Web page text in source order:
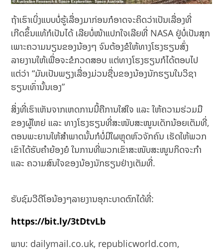
ຖ້າເຮົາເບິ່ງແບບບໍ່ຮູ້ເລື່ອງມາກ່ອນກໍອາດຈະຄິດວ່າເປັນເລື່ອງທີ່
ເກີດຂຶ້ນແທ້ກໍເປັນໄດ້ ເລີຍບໍ່ໜ້າແປກໃຈເລີຍທີ່ NASA ຢູ່ບໍ່ເປັນສຸກ
ເພາະຄວາມນຽນຂອງນ້ອງໆ ຈົນຕ້ອງຂໍໃຫ້ທາງໂຮງຮຽນສົ່ງ
ລາຍງານໃຫ້ເພື່ອຈະຂໍກວດສອບ ແຕ່ທາງໂຮງຮຽນກໍໄດ້ຕອບໄປ
ແຕ່ວ່າ “ມັນເປັນພຽງເລື່ອງມ່ວນຊື່ນຂອງນ້ອງນັກຮຽນໃນວິຊາ
ຮຽນເທົ່ານັ້ນເອງ”
ສິ່ງທີ່ເຮົາເຫັນຈາກເຫດການນີ້ຄືການໃສ່ໃຈ ແລະ ໃຫ້ຄວາມຮ່ວມມື
ຂອງຜູ້ໃຫຍ່ ແລະ ທາງໂຮງຮຽນທີ່ສະໜັບສະໜູນເດັກນ້ອຍເຕັມທີ່,
ຕອນພະຍານໃຫ້ສຳພາດນັ້ນກໍບໍ່ມີໃຜຫຼຸດຫົວຈັກຄົນ ເຮັດໃຫ້ພວກ
ເຂົາໄດ້ຮັບຄຳຍ້ອງຍໍ ໃນການທີ່ພວກເຂົາສະໜັບສະໜູນກິດຈະກຳ
ແລະ ຄວາມສົນໃຈຂອງນ້ອງນັກຮຽນຢ່າງເຕັມທີ່.
ຮັບຊົມວີດີໂອນ້ອງໆລາຍງານອຸກະບາດຕົກໄດ້ທີ່:
https://bit.ly/3tDtvLb
ພາບ: dailymail.co.uk, republicworld.com,